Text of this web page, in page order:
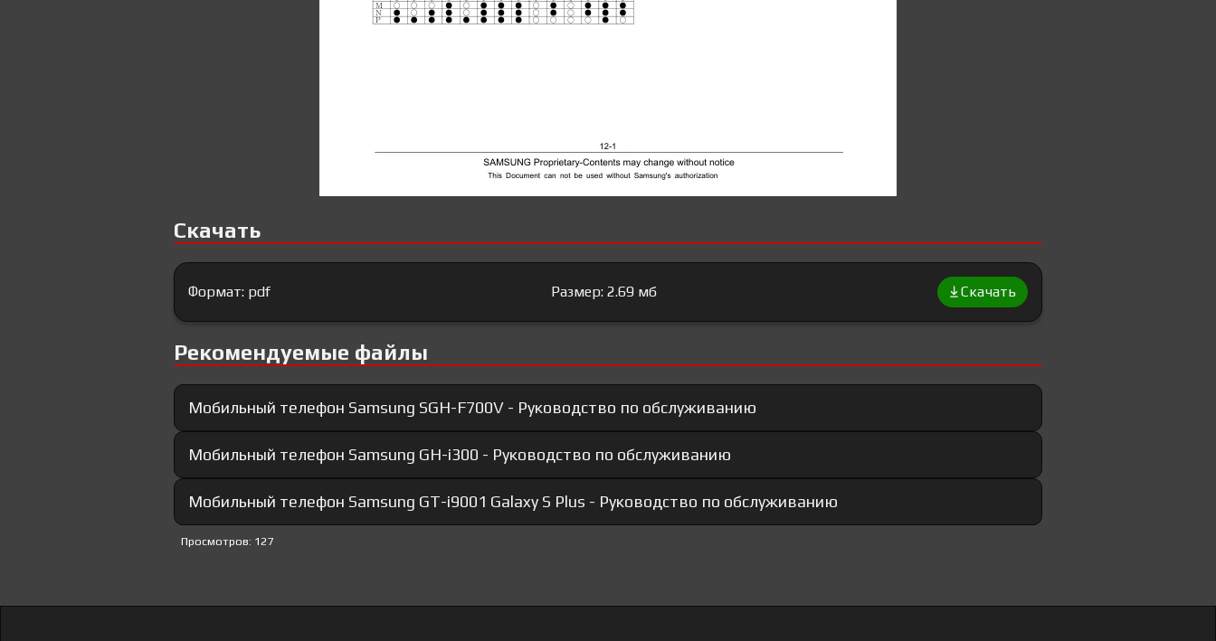
Скачать
Формат: pdf Размер: 2.69 мб Скачать
Рекомендуемые файлы
Мобильный телефон Samsung SGH-F700V - Руководство по обслуживанию
Мобильный телефон Samsung GH-i300 - Руководство по обслуживанию
Мобильный телефон Samsung GT-i9001 Galaxy S Plus - Руководство по обслуживанию
Просмотров: 127